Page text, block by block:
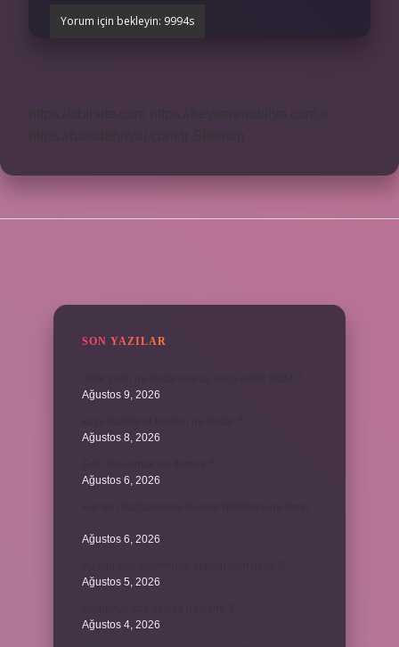
SON YAZILAR
Ağustos 9, 2026
Ağustos 8, 2026
Ağustos 6, 2026
Ağustos 6, 2026
Ağustos 5, 2026
Ağustos 4, 2026